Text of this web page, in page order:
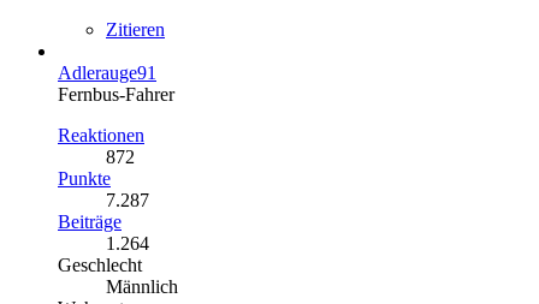
Zitieren
Adlerauge91
Fernbus-Fahrer
Reaktionen
872
Punkte
7.287
Beiträge
1.264
Geschlecht
Männlich